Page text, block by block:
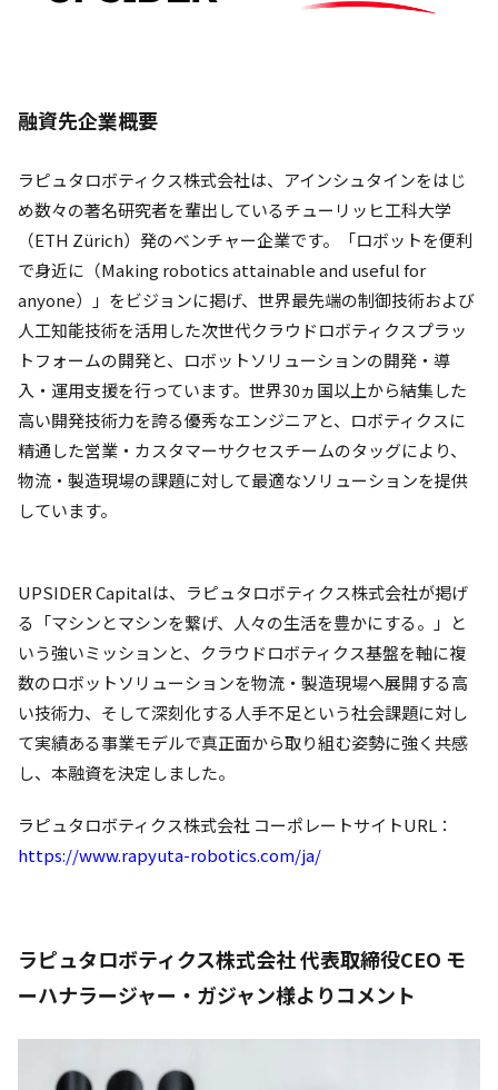
融資先企業概要
ラピュタロボティクス株式会社は、アインシュタインをはじ
め数々の著名研究者を輩出しているチューリッヒ工科大学
（ETH Zürich）発のベンチャー企業です。「ロボットを便利
で身近に（Making robotics attainable and useful for
anyone）」をビジョンに掲げ、世界最先端の制御技術および
人工知能技術を活用した次世代クラウドロボティクスプラッ
トフォームの開発と、ロボットソリューションの開発・導
入・運用支援を行っています。世界30ヵ国以上から結集した
高い開発技術力を誇る優秀なエンジニアと、ロボティクスに
精通した営業・カスタマーサクセスチームのタッグにより、
物流・製造現場の課題に対して最適なソリューションを提供
しています。
UPSIDER Capitalは、ラピュタロボティクス株式会社が掲げ
る「マシンとマシンを繋げ、人々の生活を豊かにする。」と
いう強いミッションと、クラウドロボティクス基盤を軸に複
数のロボットソリューションを物流・製造現場へ展開する高
い技術力、そして深刻化する人手不足という社会課題に対し
て実績ある事業モデルで真正面から取り組む姿勢に強く共感
し、本融資を決定しました。
ラピュタロボティクス株式会社 コーポレートサイトURL：
https://www.rapyuta-robotics.com/ja/
ラピュタロボティクス株式会社 代表取締役CEO モ
ーハナラージャー・ガジャン様よりコメント